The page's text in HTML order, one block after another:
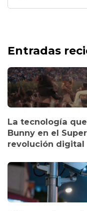
Entradas
La tecnología
Bunny en el
revolución digital